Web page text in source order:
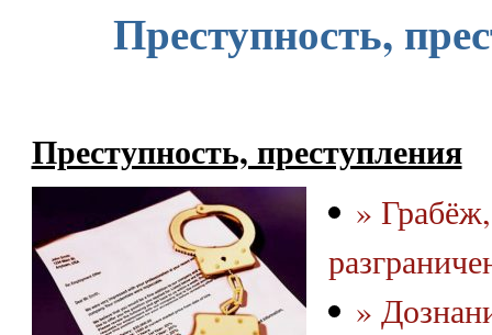
Преступность,
Преступность, преступления
»
»